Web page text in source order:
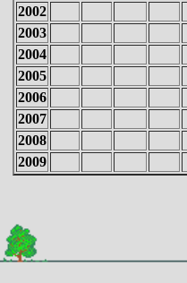
2002
2003
2004
2005
2006
2007
2008
2009